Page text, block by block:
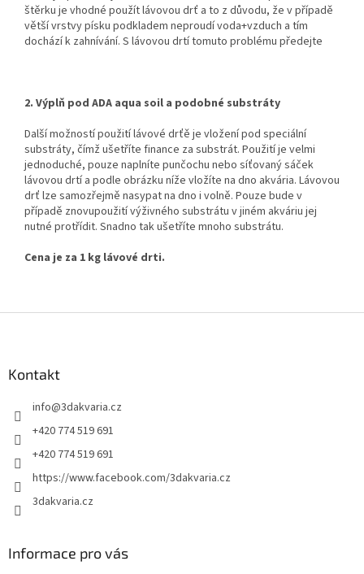
štěrku je vhodné použít lávovou drť a to z důvodu, že v případě
větší vrstvy písku podkladem neproudí voda+vzduch a tím
dochází k zahnívání. S lávovou drtí tomuto problému předejte
2. Výplň pod ADA aqua soil a podobné substráty
Další možností použití lávové drťě je vložení pod speciální
substráty, čímž ušetříte finance za substrát. Použití je velmi
jednoduché, pouze naplníte punčochu nebo síťovaný sáček
lávovou drtí a podle obrázku níže vložíte na dno akvária. Lávovou
drť lze samozřejmě nasypat na dno i volně. Pouze bude v
případě znovupoužití výživného substrátu v jiném akváriu jej
nutné protřídit. Snadno tak ušetříte mnoho substrátu.
Cena je za 1 kg lávové drti.
Kontakt
info@3dakvaria.cz
+420 774 519 691
+420 774 519 691
https://www.facebook.com/3dakvaria.cz
3dakvaria.cz
Informace pro vás